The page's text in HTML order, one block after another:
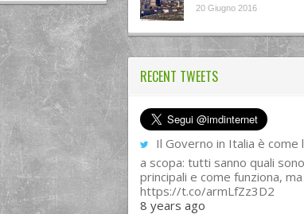
20 Giugno 2016
RECENT TWEETS
Il Governo in Italia è come
a scopa: tutti sanno quali
principali e come funziona,
https://t.co/armLfZz3D2
8 years ago